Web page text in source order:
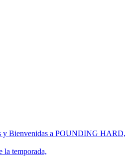
y Bienvenidas a POUNDING HARD,
la temporada,